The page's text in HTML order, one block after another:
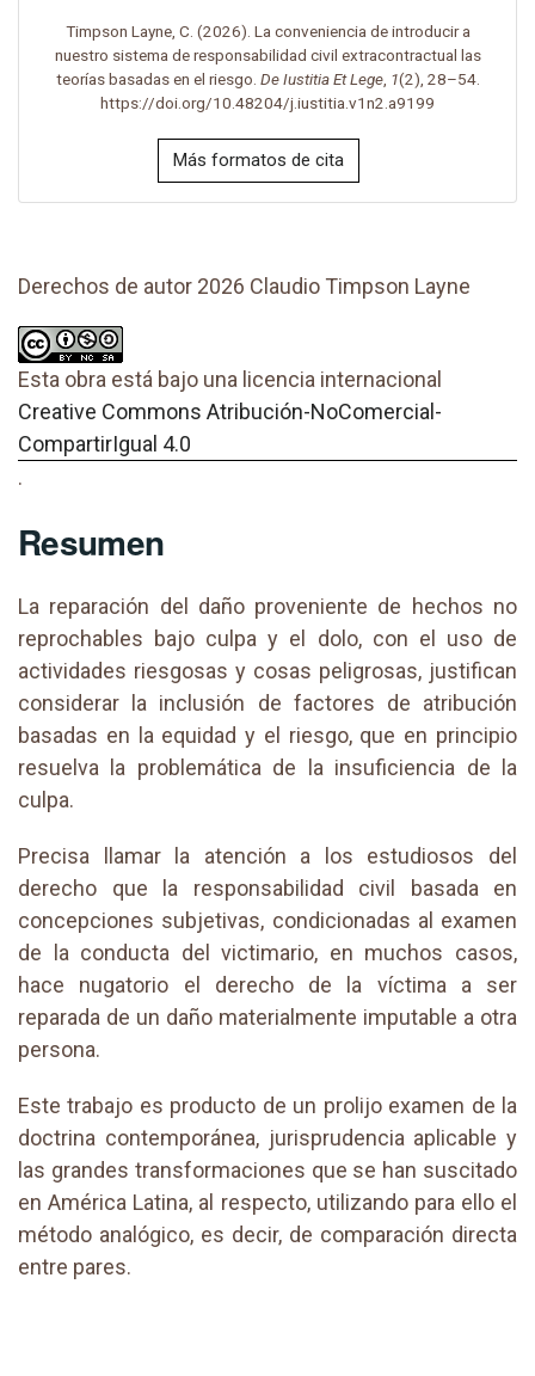
Timpson Layne, C. (2026). La conveniencia de introducir a
nuestro sistema de responsabilidad civil extracontractual las
teorías basadas en el riesgo. De Iustitia Et Lege, 1(2), 28–54.
https://doi.org/10.48204/j.iustitia.v1n2.a9199
Más formatos de cita
Derechos de autor 2026 Claudio Timpson Layne
Esta obra está bajo una licencia internacional
Creative Commons Atribución-NoComercial-
CompartirIgual 4.0
.
Resumen
La reparación del daño proveniente de hechos no
reprochables bajo culpa y el dolo, con el uso de
actividades riesgosas y cosas peligrosas, justifican
considerar la inclusión de factores de atribución
basadas en la equidad y el riesgo, que en principio
resuelva la problemática de la insuficiencia de la
culpa.
Precisa llamar la atención a los estudiosos del
derecho que la responsabilidad civil basada en
concepciones subjetivas, condicionadas al examen
de la conducta del victimario, en muchos casos,
hace nugatorio el derecho de la víctima a ser
reparada de un daño materialmente imputable a otra
persona.
Este trabajo es producto de un prolijo examen de la
doctrina contemporánea, jurisprudencia aplicable y
las grandes transformaciones que se han suscitado
en América Latina, al respecto, utilizando para ello el
método analógico, es decir, de comparación directa
entre pares.